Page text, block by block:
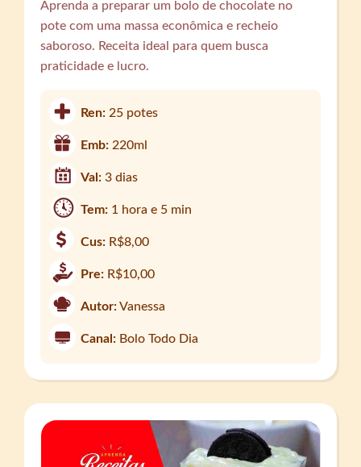
Aprenda a preparar um bolo de chocolate no
pote com uma massa econômica e recheio
saboroso. Receita ideal para quem busca
praticidade e lucro.
Ren: 25 potes
Emb: 220ml
Val:3 dias
Tem: 1 hora e 5 min
Cus: R$8,00
Pre: R$10,00
Autor:Vanessa
Canal: Bolo Todo Dia